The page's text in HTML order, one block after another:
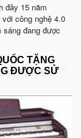
đây 15 năm
công nghệ 4.0
đang được
TẶNG
ĐƯỢC SỬ